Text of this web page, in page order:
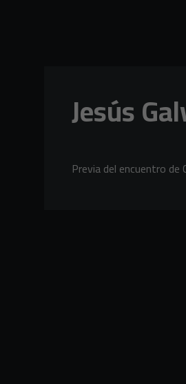
Jesús
Previa del encuentro